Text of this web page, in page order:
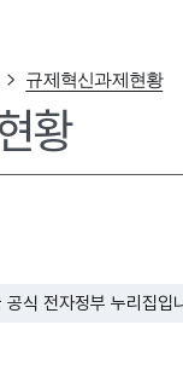
규제혁신과제현황
황